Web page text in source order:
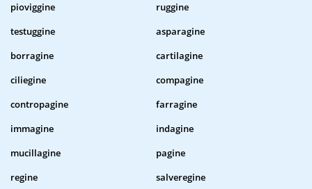
pioviggine
ruggine
testuggine
asparagine
borragine
cartilagine
ciliegine
compagine
contropagine
farragine
immagine
indagine
mucillagine
pagine
regine
salveregine